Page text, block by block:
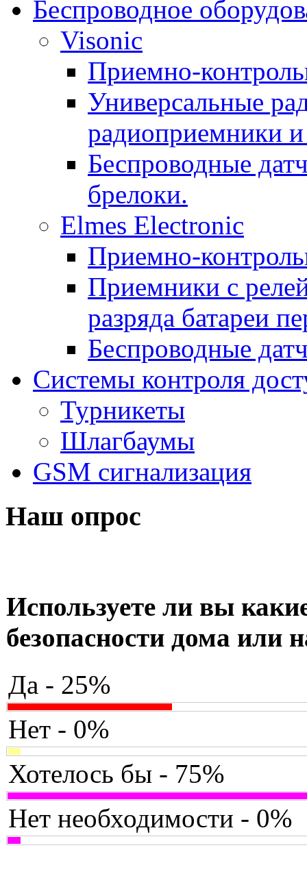
Беспроводное
Visonic
Приемно-
Универсальные
радиоприемники
Беспроводные
брелоки.
Elmes Electronic
Приемно-
Приемники с
разряда батареи
Беспроводные
Системы контроля
Турникеты
Шлагбаумы
GSM сигнализация
Наш опрос
Используете ли вы
безопасности дома или
Да - 25%
Нет - 0%
Хотелось бы - 75%
Нет необходимости - 0%